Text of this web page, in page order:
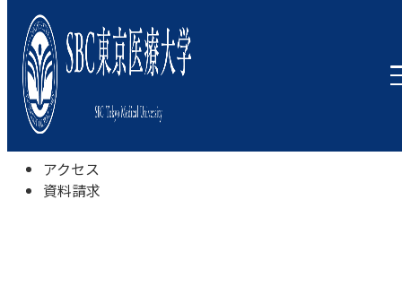
本学について
学びの特色
学部・学科
キャンパスライフ
入試情報
受験相談会
アクセス
資料請求